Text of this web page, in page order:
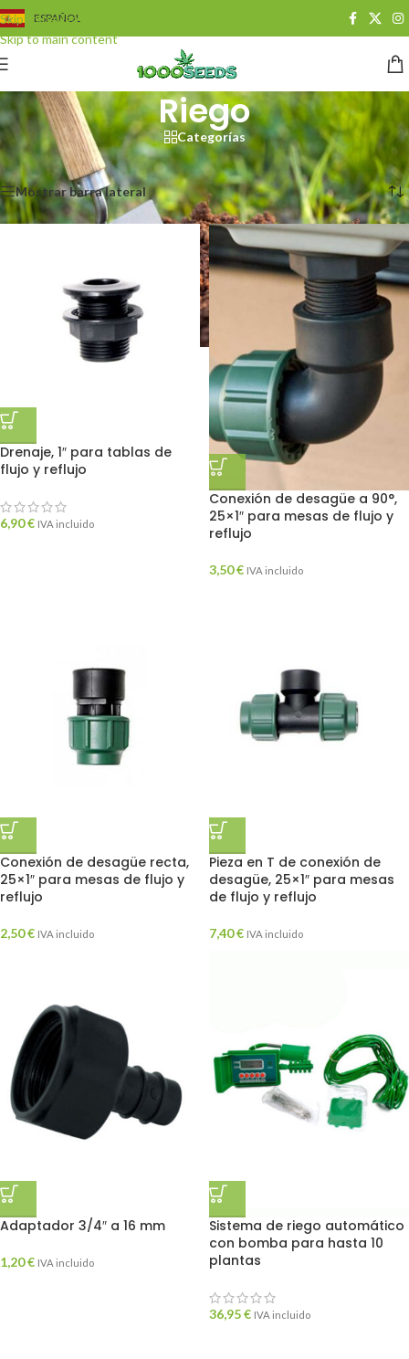
Skip to navigation
Skip to main content
ESPAÑOL
Riego
Categorías
Start/Growshop/Bewässerung Se muestran los resultados 1 - 20 de 38
Mostrar barra lateral
Drenaje, 1″ para tablas de
flujo y reflujo
6,90€ IVA incluido
Conexión de desagüe a 90°,
25×1″ para mesas de flujo y
reflujo
3,50€ IVA incluido
Conexión de desagüe recta,
25×1″ para mesas de flujo y
reflujo
2,50€ IVA incluido
Pieza en T de conexión de
desagüe, 25×1″ para mesas
de flujo y reflujo
7,40€ IVA incluido
Adaptador 3/4″ a 16 mm
1,20€ IVA incluido
Sistema de riego automático
con bomba para hasta 10
plantas
36,95€ IVA incluido